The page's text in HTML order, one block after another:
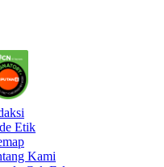
Etik
Kami